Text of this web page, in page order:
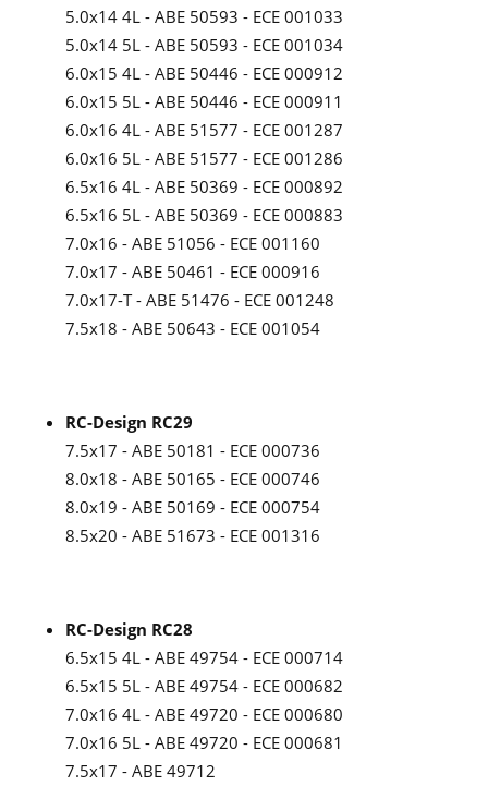
5.0x14 4L - ABE 50593 - ECE 001033
5.0x14 5L - ABE 50593 - ECE 001034
6.0x15 4L - ABE 50446 - ECE 000912
6.0x15 5L - ABE 50446 - ECE 000911
6.0x16 4L - ABE 51577 - ECE 001287
6.0x16 5L - ABE 51577 - ECE 001286
6.5x16 4L - ABE 50369 - ECE 000892
6.5x16 5L - ABE 50369 - ECE 000883
7.0x16 - ABE 51056 - ECE 001160
7.0x17 - ABE 50461 - ECE 000916
7.0x17-T - ABE 51476 - ECE 001248
7.5x18 - ABE 50643 - ECE 001054
RC-Design RC29
7.5x17 - ABE 50181 - ECE 000736
8.0x18 - ABE 50165 - ECE 000746
8.0x19 - ABE 50169 - ECE 000754
8.5x20 - ABE 51673 - ECE 001316
RC-Design RC28
6.5x15 4L - ABE 49754 - ECE 000714
6.5x15 5L - ABE 49754 - ECE 000682
7.0x16 4L - ABE 49720 - ECE 000680
7.0x16 5L - ABE 49720 - ECE 000681
7.5x17 - ABE 49712